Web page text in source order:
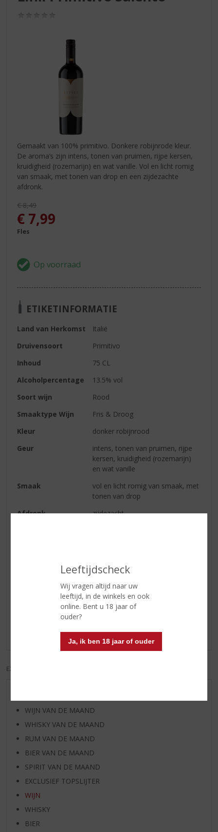
Leeftijdscheck
Wij vragen altijd naar uw
leeftijd, in de winkels en ook
online. Bent u 18 jaar of
ouder?
Ja, ik ben 18 jaar of ouder
Gemaakt van 100% primitivo. Donkere robijnrode kleur.
De aroma’s zijn intens, tonen van pruimen, rijpe kersen,
kruidigheid (rozemarijn) en wat vanille. Vol en licht romig
van smaak, met tonen van drop en een zijdezachte
afdronk.
Originele prijs was:
€8,49
, Huidige prijs is:
€ 7,99
Fles
ETIKETINFORMATIE
Land van Herkomst
Italië
Druivensoort
Primitivo
Inhoud
75 CL
Alcoholpercentage
13.5% vol
Soort wijn
Rood
Smaaktype Wijn
Fris & Droog
Kleur
donker robijnrood
Geur
intens, tonen van pruimen, rijpe
kersen, kruidigheid (rozemarijn)
en wat vanille
Smaak
vol en licht romig van smaak, met
tonen van drop
Afdronk
zijdezacht
Reviews
Schrijf een review
Er zijn nog geen reviews geplaatst voor dit product
EXCL. BTW
WIJN VAN DE MAAND
WHISKY VAN DE MAAND
RUM VAN DE MAAND
BIER VAN DE MAAND
SPIRIT VAN DE MAAND
EXCLUSIEF TOPSLIJTER
WIJN
WHISKY
BIER